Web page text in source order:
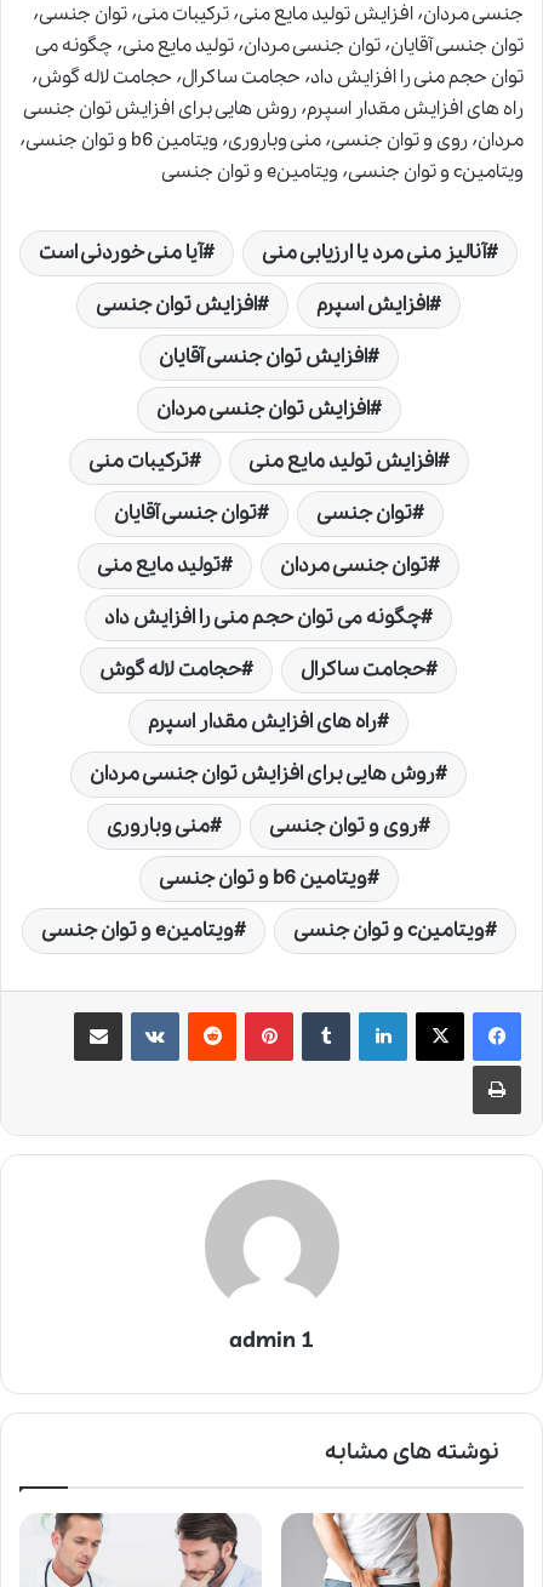
جنسی مردان٬ افزایش تولید مایع منی٬ ترکیبات منی٬ توان جنسی٬
توان جنسی آقایان٬ توان جنسی مردان٬ تولید مایع منی٬ چگونه می
توان حجم منی را افزایش داد٬ حجامت ساکرال٬ حجامت لاله گوش٬
راه های افزایش مقدار اسپرم٬ روش هایی برای افزایش توان جنسی
مردان٬ روی و توان جنسی٬ منی وباروری٬ ویتامین b6 و توان جنسی٬
ویتامینc و توان جنسی٬ ویتامینe و توان جنسی
آنالیز منی مرد یا ارزیابی منی
آیا منی خوردنی است
افزایش اسپرم
افزایش توان جنسی
افزایش توان جنسی آقایان
افزایش توان جنسی مردان
افزایش تولید مایع منی
ترکیبات منی
توان جنسی
توان جنسی آقایان
توان جنسی مردان
تولید مایع منی
چگونه می توان حجم منی را افزایش داد
حجامت ساکرال
حجامت لاله گوش
راه های افزایش مقدار اسپرم
روش هایی برای افزایش توان جنسی مردان
روی و توان جنسی
منی وباروری
ویتامین b6 و توان جنسی
ویتامینc و توان جنسی
ویتامینe و توان جنسی
لینکدین ‫تامبلر ‫پین‌ترست‫رددیت ‫VKontakteاشتراک گذاری از طریق ایمیل
چاپ
admin 1
نوشته های مشابه